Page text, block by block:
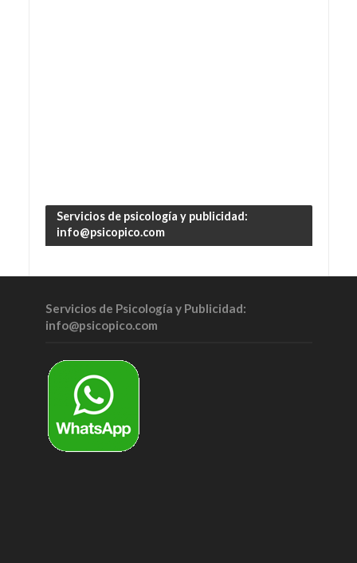
Servicios de psicología y publicidad:
info@psicopico.com
Servicios de Psicología y Publicidad:
info@psicopico.com